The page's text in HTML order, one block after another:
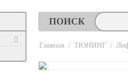
ПОИСК
Главная / ТЮНИНГ /